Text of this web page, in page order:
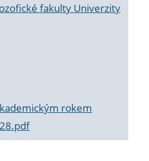
fakulty Univerzity
rokem